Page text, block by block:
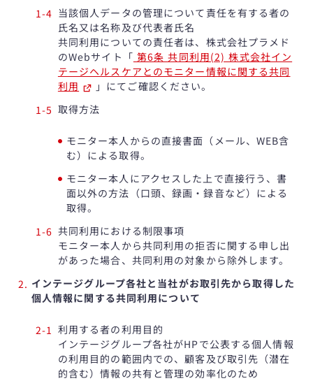
当該個人データの管理について責任を有する者の
氏名又は名称及び代表者氏名
共同利用についての責任者は、株式会社プラメド
のWebサイト「 第6条 共同利用(2) 株式会社イン
テージヘルスケアとのモニター情報に関する共同
利用
」にてご確認ください。
取得方法
モニター本人からの直接書面（メール、WEB含
む）による取得。
モニター本人にアクセスした上で直接行う、書
面以外の方法（口頭、録画・録音など）による
取得。
共同利用における制限事項
モニター本人から共同利用の拒否に関する申し出
があった場合、共同利用の対象から除外します。
インテージグループ各社と当社がお取引先から取得した
個人情報に関する共同利用について
利用する者の利用目的
インテージグループ各社がHPで公表する個人情報
の利用目的の範囲内での、顧客及び取引先（潜在
的含む）情報の共有と管理の効率化のため